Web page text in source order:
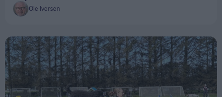
Ole Iversen